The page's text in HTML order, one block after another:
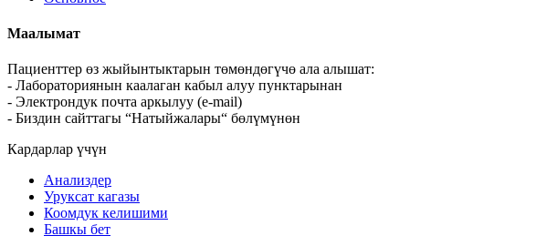
Маалымат
Пациенттер өз жыйынтыктарын төмөндөгүчө ала алышат:
- Лабораториянын каалаган кабыл алуу пунктарынан
- Электрондук почта аркылуу (e-mail)
- Биздин сайттагы “Натыйжалары“ бөлүмүнөн
Кардарлар үчүн
Анализдер
Уруксат кагазы
Коомдук келишими
Башкы бет